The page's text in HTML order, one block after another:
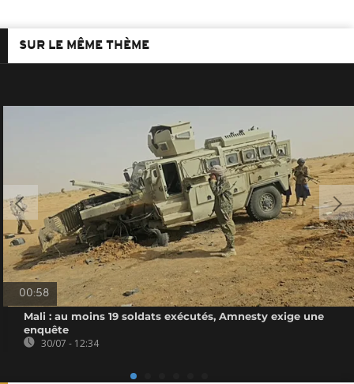
SUR LE MÊME THÈME
00:58
Mali : au moins 19 soldats exécutés, Amnesty exige une
enquête
30/07 - 12:34